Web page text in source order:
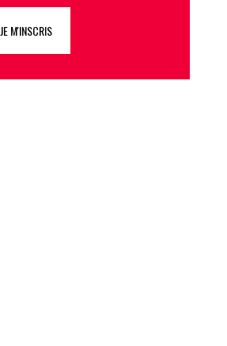
JE M'INSCRIS